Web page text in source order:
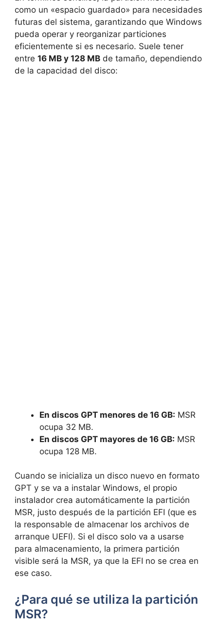
como un «espacio guardado» para necesidades
futuras del sistema, garantizando que Windows
pueda operar y reorganizar particiones
eficientemente si es necesario. Suele tener
entre 16 MB y 128 MB de tamaño, dependiendo
de la capacidad del disco:
En discos GPT menores de 16 GB: MSR
ocupa 32 MB.
En discos GPT mayores de 16 GB: MSR
ocupa 128 MB.
Cuando se inicializa un disco nuevo en formato
GPT y se va a instalar Windows, el propio
instalador crea automáticamente la partición
MSR, justo después de la partición EFI (que es
la responsable de almacenar los archivos de
arranque UEFI). Si el disco solo va a usarse
para almacenamiento, la primera partición
visible será la MSR, ya que la EFI no se crea en
ese caso.
¿Para qué se utiliza la partición
MSR?